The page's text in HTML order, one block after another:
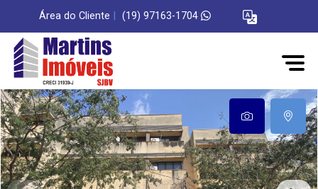
Área do Cliente (19) 97163-1704